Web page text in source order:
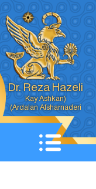
Dr. Reza Hazeli
(Kay Ashkan
Ardalan Afsharnaderi)